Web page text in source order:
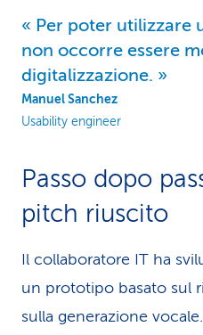
Per poter utilizzare
non occorre essere
digitalizzazione.
Manuel Sanchez
Usability engineer
Passo dopo
pitch riuscito
Il collaboratore IT ha
un prototipo basato sul
sulla generazione